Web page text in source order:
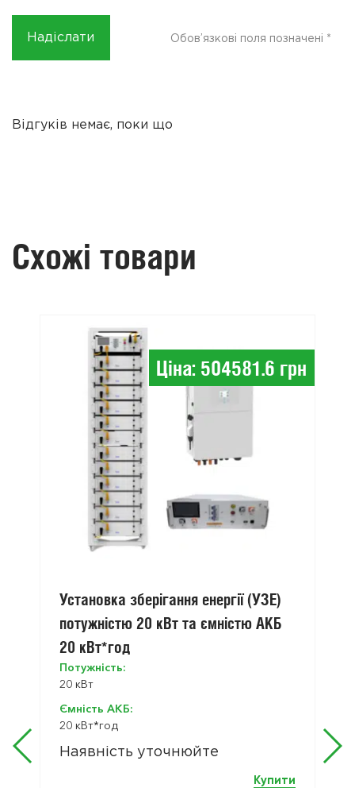
Обов’язкові поля позначені *
Відгуків немає, поки що
Схожі товари
Ціна: 504581.6 грн
Установка зберігання енергії (УЗЕ)
потужністю 20 кВт та ємністю АКБ
20 кВт*год
Потужність:
20 кВт
Ємність АКБ:
20 кВт*год
Наявність уточнюйте
Купити